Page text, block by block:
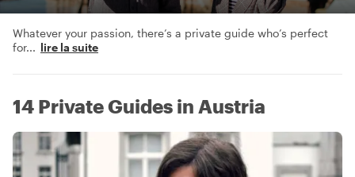
Whatever your passion, there’s a private guide who’s perfect
for... lire la suite
14 Private Guides in Austria